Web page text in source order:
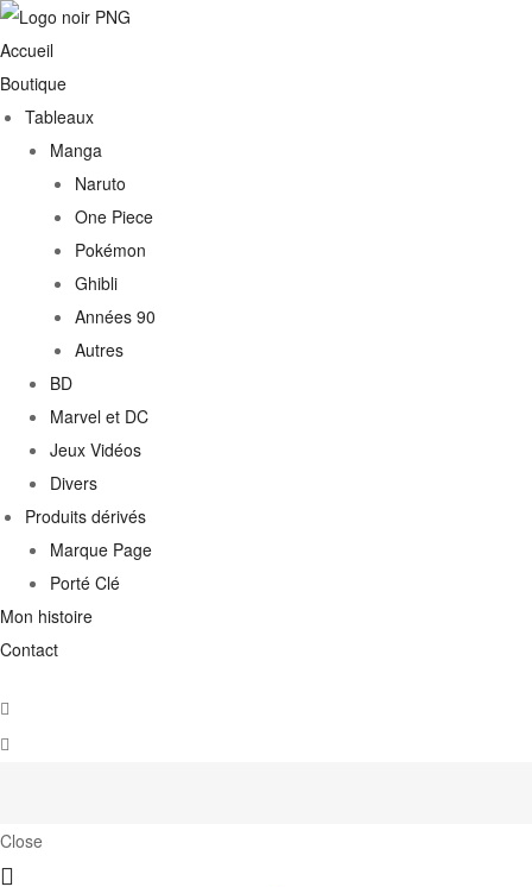
Accueil
Boutique
Tableaux
Manga
Naruto
One Piece
Pokémon
Ghibli
Années 90
Autres
BD
Marvel et DC
Jeux Vidéos
Divers
Produits dérivés
Marque Page
Porté Clé
Mon histoire
Contact
Close